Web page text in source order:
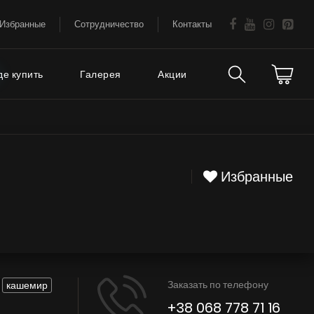
Избранные Сотрудничество Контакты
Техническая
Сервис
купить Галерея Акции
Избранные
кашемир
Заказать по телефону
+38 068 778 71 16